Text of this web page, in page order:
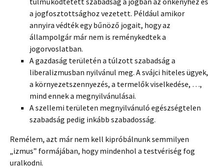
a jogfosztottsághoz vezetett. Például amikor
annyira védték egy bűnöző jogait, hogy az
állampolgár már nem is reménykedtek a
jogorvoslatban.
A gazdaság területén a túlzott szabadság a
liberalizmusban nyilvánul meg. A svájci hiteles ügyek,
a környezetszennyezés, a termelők viselkedése, …,
mind ennek a megnyilvánulásai.
A szellemi területen megnyilvánuló egészségtelen
szabadság pedig inkább szabadosság.
Remélem, azt már nem kell kipróbálnunk semmilyen
„izmus” formájában, hogy mindenhol a testvériség fog
uralkodni.